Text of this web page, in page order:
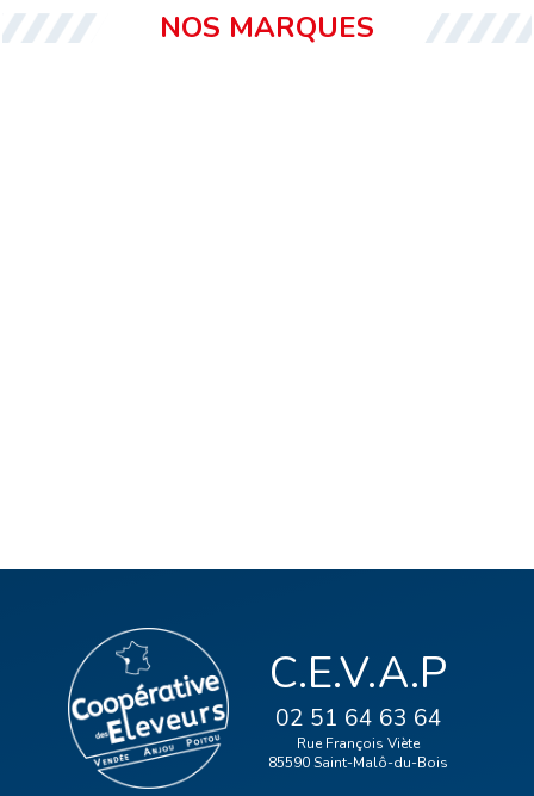
NOS MARQUES
C.E.V.A.P
02 51 64 63 64
Rue François Viète
85590 Saint-Malô-du-Bois